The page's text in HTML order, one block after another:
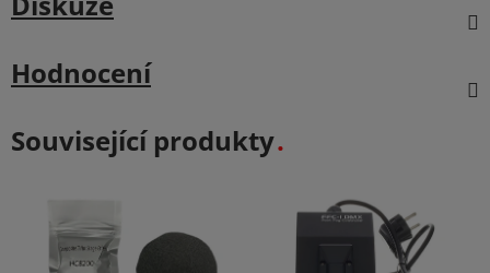
Hodnocení
Související produkty